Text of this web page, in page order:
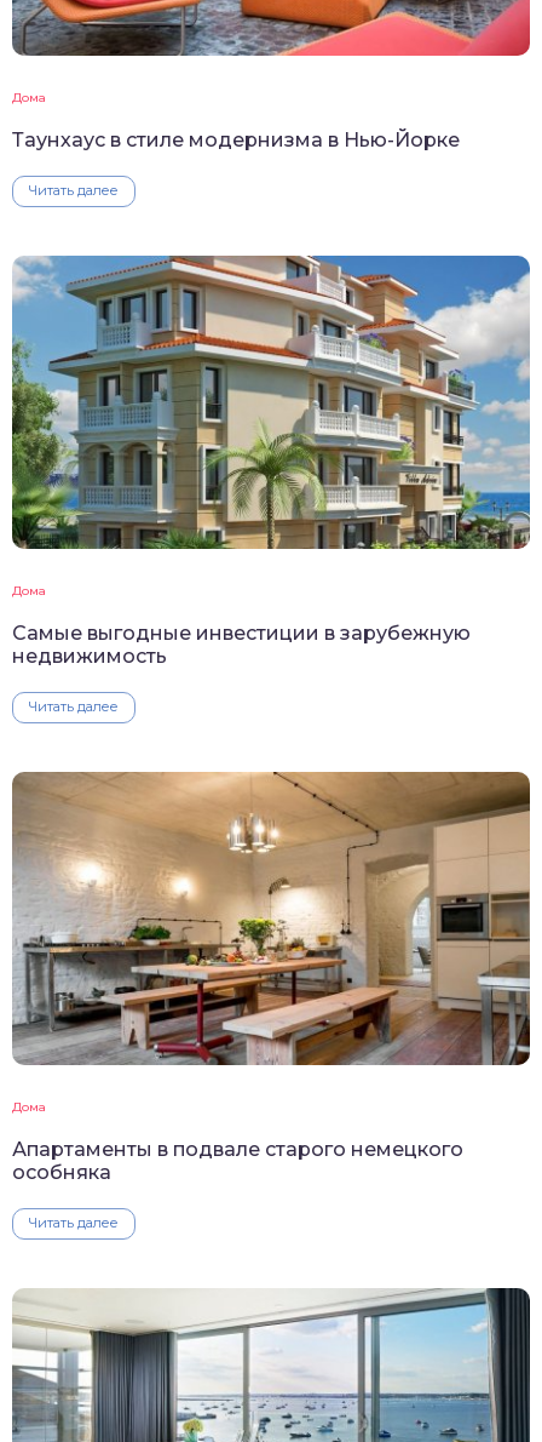
Дома
Таунхаус в стиле модернизма в Нью-Йорке
Читать далее
Дома
Самые выгодные инвестиции в зарубежную
недвижимость
Читать далее
Дома
Апартаменты в подвале старого немецкого
особняка
Читать далее